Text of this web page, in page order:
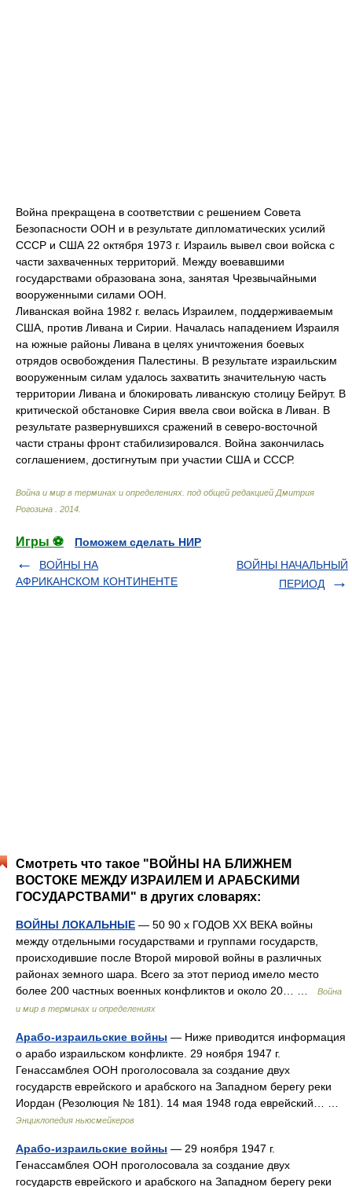
Война прекращена в соответствии с решением Совета
Безопасности ООН и в результате дипломатических усилий
СССР и США 22 октября 1973 г. Израиль вывел свои войска с
части захваченных территорий. Между воевавшими
государствами образована зона, занятая Чрезвычайными
вооруженными силами ООН.
Ливанская война 1982 г. велась Израилем, поддерживаемым
США, против Ливана и Сирии. Началась нападением Израиля
на южные районы Ливана в целях уничтожения боевых
отрядов освобождения Палестины. В результате израильским
вооруженным силам удалось захватить значительную часть
территории Ливана и блокировать ливанскую столицу Бейрут. В
критической обстановке Сирия ввела свои войска в Ливан. В
результате развернувшихся сражений в северо-восточной
части страны фронт стабилизировался. Война закончилась
соглашением, достигнутым при участии США и СССР.
Война и мир в терминах и определениях под общей редакцией Дмитрия
Рогозина
2014
Игры ⚽
Поможем сделать НИР
ВОЙНЫ НА
АФРИКАНСКОМ КОНТИНЕНТЕ
ВОЙНЫ НАЧАЛЬНЫЙ
ПЕРИОД
Смотреть что такое "ВОЙНЫ НА БЛИЖНЕМ
ВОСТОКЕ МЕЖДУ ИЗРАИЛЕМ И АРАБСКИМИ
ГОСУДАРСТВАМИ" в других словарях:
ВОЙНЫ ЛОКАЛЬНЫЕ — 50 90 х ГОДОВ ХХ ВЕКА войны
между отдельными государствами и группами государств,
происходившие после Второй мировой войны в различных
районах земного шара. Всего за этот период имело место
более 200 частных военных конфликтов и около 20… …
Война
и мир в терминах и определениях
Арабо-израильские войны — Ниже приводится информация
о арабо израильском конфликте. 29 ноября 1947 г.
Генассамблея ООН проголосовала за создание двух
государств еврейского и арабского на Западном берегу реки
Иордан (Резолюция № 181). 14 мая 1948 года еврейский… …
Энциклопедия ньюсмейкеров
Арабо‑израильские войны — 29 ноября 1947 г.
Генассамблея ООН проголосовала за создание двух
государств еврейского и арабского на Западном берегу реки